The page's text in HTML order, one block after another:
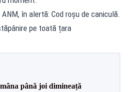
în alertă: Cod roșu de caniculă.
pe toată țara
până joi dimineață